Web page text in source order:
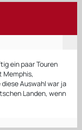
ein paar Touren
Memphis,
Auswahl war ja
Landen, wenn